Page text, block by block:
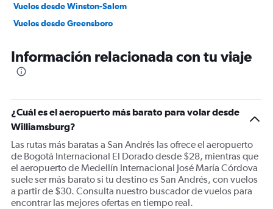
Vuelos desde Winston-Salem
Vuelos desde Greensboro
Información relacionada con tu viaje
¿Cuál es el aeropuerto más barato para volar desde
Williamsburg?
Las rutas más baratas a San Andrés las ofrece el aeropuerto
de Bogotá Internacional El Dorado desde $28, mientras que
el aeropuerto de Medellín Internacional José María Córdova
suele ser más barato si tu destino es San Andrés, con vuelos
a partir de $30. Consulta nuestro buscador de vuelos para
encontrar las mejores ofertas en tiempo real.